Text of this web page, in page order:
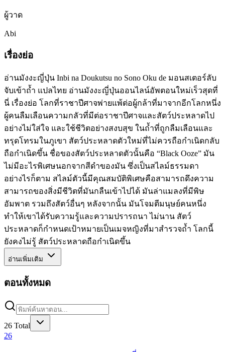
ผู้วาด
Abi
เรื่องย่อ
อ่านมังงะญี่ปุ่น Inbi na Doukutsu no Sono Oku de มอนสเตอร์ลับ
จับเข้าถ้ำ แปลไทย อ่านมังงะญี่ปุ่นออนไลน์อัพตอนใหม่เร็วสุดที่
นี่ เรื่องย่อ โลกที่ราชาปีศาจพ่ายแพ้ต่อผู้กล้าที่มาจากอีกโลกหนึ่ง
ผู้คนลืมเลือนความกลัวที่มีต่อราชาปีศาจและสัตว์ประหลาดไป
อย่างไม่ใส่ใจ และใช้ชีวิตอย่างสงบสุข ในถ้ำที่ถูกลืมเลือนและ
ทรุดโทรมในภูเขา สัตว์ประหลาดตัวใหม่ที่ไม่ควรถือกำเนิดกลับ
ถือกำเนิดขึ้น ชื่อของสัตว์ประหลาดตัวนั้นคือ “Black Ooze” มัน
ไม่มีอะไรพิเศษนอกจากสีดำของมัน ซึ่งเป็นสไลม์ธรรมดา
อย่างไรก็ตาม สไลม์ตัวนี้มีคุณสมบัติพิเศษคือสามารถดึงความ
สามารถของสิ่งมีชีวิตที่มันกลืนเข้าไปได้ มันล่าแมลงที่มีพิษ
อัมพาต รวมถึงสัตว์อื่นๆ หลังจากนั้น มันโจมตีมนุษย์คนหนึ่ง
ทำให้เขาได้รับความรู้และความปรารถนา ไม่นาน สัตว์
ประหลาดก็กำหนดเป้าหมายเป็นเมจหญิงที่มาสำรวจถ้ำ โลกนี้
ยังคงไม่รู้ สัตว์ประหลาดถือกำเนิดขึ้น
อ่านเพิ่มเติม
ตอนทั้งหมด
26 Total
26